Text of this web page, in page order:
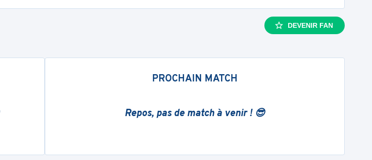
DEVENIR FAN
PROCHAIN MATCH
Repos, pas de match à venir ! 😎